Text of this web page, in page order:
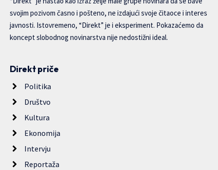
svojim pozivom časno i pošteno, ne izdajući svoje čitaoce i interes
javnosti. Istovremeno, “Direkt” je i eksperiment. Pokazaćemo da
koncept slobodnog novinarstva nije nedostižni ideal.
Direkt priče
Politika
Društvo
Kultura
Ekonomija
Intervju
Reportaža